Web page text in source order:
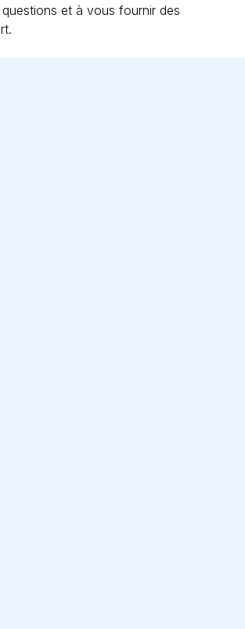
et à vous fournir des